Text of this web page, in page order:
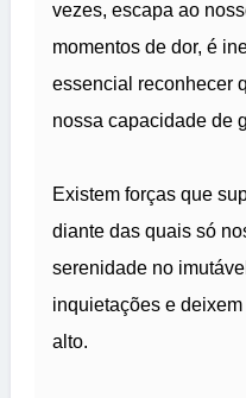
vezes, escapa ao
momentos de dor, é
essencial reconhecer
nossa capacidade de
Existem forças que
diante das quais só
serenidade no
inquietações e
alto.